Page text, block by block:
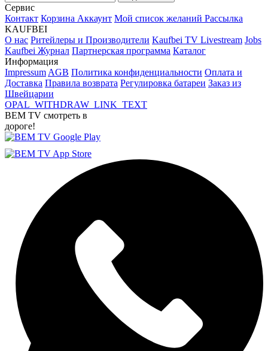
Сервис
Контакт Корзина Аккаунт Мой список желаний Рассылка
KAUFBEI
О нас Ритейлеры и Производители Kaufbei TV Livestream Jobs
Kaufbei Журнал Партнерская программа Каталог
Информация
Impressum AGB Политика конфиденциальности Оплата и
Доставка Правила возврата Регулировка батареи Заказ из
Швейцарии
OPAL_WITHDRAW_LINK_TEXT
BEM TV смотреть в
дороге!